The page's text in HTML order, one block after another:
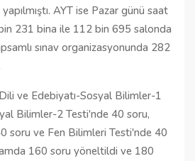
AYT ise Pazar günü saat
231 bina ile 112 bin 695 salonda
sınav organizasyonunda 282
ve Edebiyatı-Sosyal Bilimler-1
Bilimler-2 Testi'nde 40 soru,
soru ve Fen Bilimleri Testi'nde 40
160 soru yöneltildi ve 180